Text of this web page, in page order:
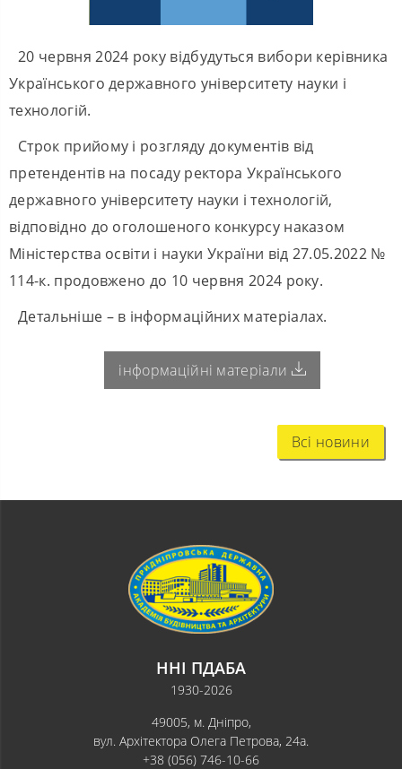
20 червня 2024 року відбудуться вибори керівника
Українського державного університету науки і
технологій.
Строк прийому і розгляду документів від
претендентів на посаду ректора Українського
державного університету науки і технологій,
відповідно до оголошеного конкурсу наказом
Міністерства освіти і науки України від 27.05.2022 №
114-к. продовжено до 10 червня 2024 року.
Детальніше – в інформаційних матеріалах.
інформаційні матеріали
Всі новини
ННІ ПДАБА
1930-2026
49005, м. Дніпро,
вул. Архітектора Олега Петрова, 24а.
+38 (056) 746-10-66